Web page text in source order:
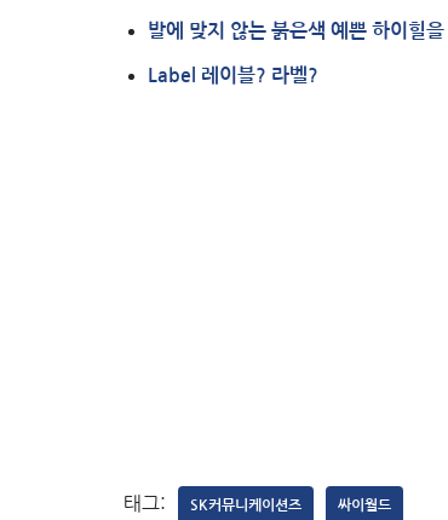
발에 맞지 않는 붉은색 예쁜 하이힐
Label 레이블? 라벨?
태그: SK커뮤니케이션즈 싸이월드